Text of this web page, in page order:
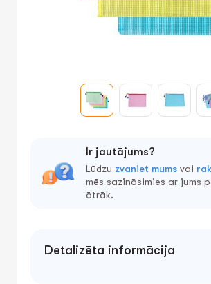
Ir jautājums?
Lūdzu zvaniet mums vai
mēs sazināsimies ar jums
ātrāk.
Detalizēta informācija